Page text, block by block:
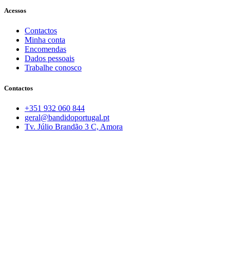
Acessos
Contactos
Minha conta
Encomendas
Dados pessoais
Trabalhe conosco
Contactos
+351 932 060 844
geral@bandidoportugal.pt
Tv. Júlio Brandão 3 C, Amora